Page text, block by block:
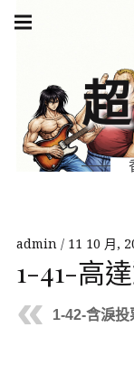
Skip
navigation
admin 11 10 月,
1-41-高
1-42-含淚投